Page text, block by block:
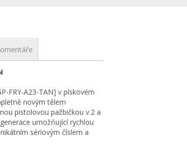
FRY-A23-TAN] v pískovém
novým tělem
pistolovou pažbičkou v.2 a
umožňující rychlou
sériovým číslem a